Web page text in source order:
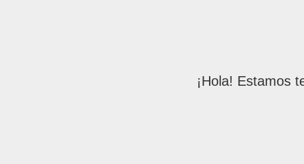
¡Hola! Estamos